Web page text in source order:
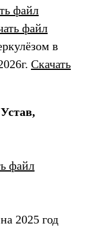
файл
файл
в
Скачать
файл
2025 год